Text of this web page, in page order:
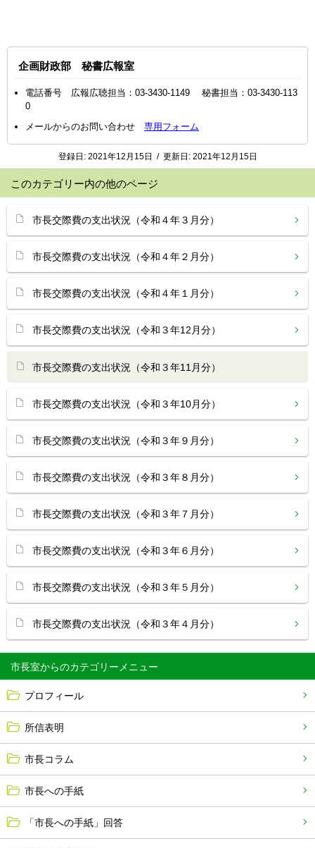
市長室から
プロフィール
所信表明
市長コラム
市長への手紙
「市長への手紙」回答
企画財政部 秘書広報室
電話番号 広報広聴担当：03-3430-1149 秘書担当：03-3430-113
0
メールからのお問い合わせ 専用フォーム
登録日: 2021年12月15日 / 更新日: 2021年12月15日
このカテゴリー内の他のページ
市長交際費の支出状況（令和４年３月分）
市長交際費の支出状況（令和４年２月分）
市長交際費の支出状況（令和４年１月分）
市長交際費の支出状況（令和３年12月分）
市長交際費の支出状況（令和３年11月分）
市長交際費の支出状況（令和３年10月分）
市長交際費の支出状況（令和３年９月分）
市長交際費の支出状況（令和３年８月分）
市長交際費の支出状況（令和３年７月分）
市長交際費の支出状況（令和３年６月分）
市長交際費の支出状況（令和３年５月分）
市長交際費の支出状況（令和３年４月分）